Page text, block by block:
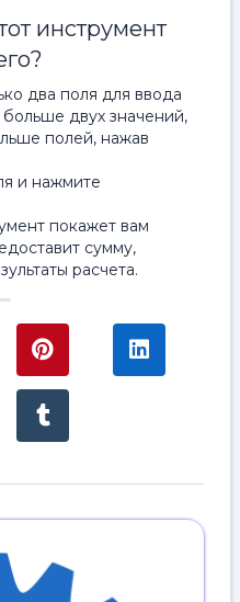
инструмент
два поля для ввода
двух значений,
полей, нажав
и нажмите
покажет вам
сумму,
расчета.